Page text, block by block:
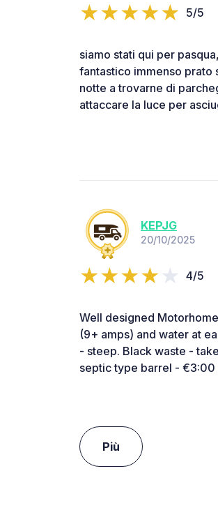
5/5
siamo stati qui per
fantastico immenso prato
notte a trovarne di
attaccare la luce per
KEPJG
20/10/2025
4/5
Well designed
(9+ amps) and water at
- steep. Black waste -
septic type barrel -
Più